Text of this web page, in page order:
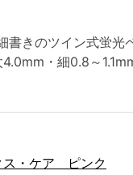
書きのツイン式蛍光
4.0mm・細0.8～
ス・ケア ピンク